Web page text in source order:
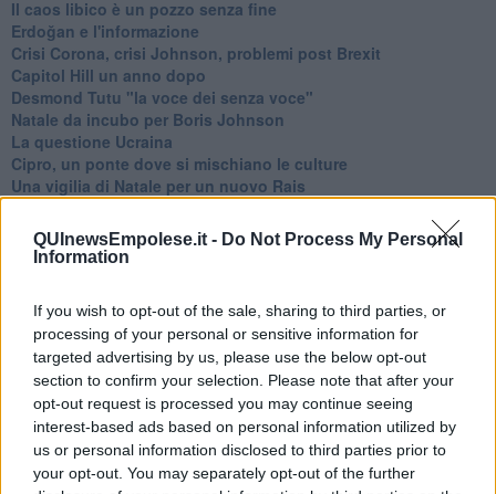
QUInewsEmpolese.it - Do Not Process My Personal
Information
If you wish to opt-out of the sale, sharing to third parties, or
processing of your personal or sensitive information for
targeted advertising by us, please use the below opt-out
section to confirm your selection. Please note that after your
opt-out request is processed you may continue seeing
interest-based ads based on personal information utilized by
us or personal information disclosed to third parties prior to
your opt-out. You may separately opt-out of the further
​Il caos libico è un pozzo senza fine
Erdoğan e l'informazione
Crisi Corona, crisi Johnson, problemi post Brexit
Capitol Hill un anno dopo
Desmond Tutu "la voce dei senza voce"
Natale da incubo per Boris Johnson
La questione Ucraina
Cipro, un ponte dove si mischiano le culture
Una vigilia di Natale per un nuovo Rais
Erdogan continua a sfidare l'Occidente
Libano, collasso economico e guerra civile
Biden, primo presidente USA non in guerra
Papa Bergoglio vedrà Viktor Orbán
Bennet, un giorno in attesa di Biden
Il ritorno dei talebani
​La lenta agonia del Libano
Sudafrica, è allarme alimentare
Usa di nuovo al centro della geopolitica internazionale
L’appuntamento di Israele con il cambiamento